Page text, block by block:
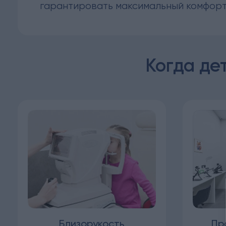
гарантировать максимальный
Когда